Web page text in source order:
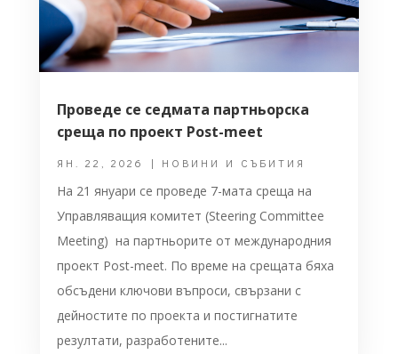
Проведе се седмата партньорска
среща по проект Post-meet
ЯН. 22, 2026 | НОВИНИ И СЪБИТИЯ
На 21 януари се проведе 7-мата среща на
Управляващия комитет (Steering Committee
Meeting) на партньорите от международния
проект Post-meet. По време на срещата бяха
обсъдени ключови въпроси, свързани с
дейностите по проекта и постигнатите
резултати, разработените...